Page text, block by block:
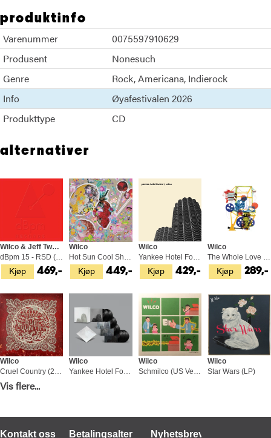
produktinfo
Varenummer
0075597910629
Produsent
Nonesuch
Genre
Rock Americana Indierock
Info
Øyafestivalen 2026
Produkttype
CD
alternativer
Kjøp
Wilco & Jeff Tweedy
469,- Kjøp
Wilco
449,- Kjøp
Wilco
Yankee Hotel Foxtrot (2LP)
429,- Kjøp
Wilco
289,-
Kjøp
Wilco
Cruel Country (2LP)
599,-
Wilco
Yankee Hotel Foxtrot - Deluxe… (7LP)
Wilco
Schmilco (US Version) (LP)
Wilco
Star Wars (LP)
Vis flere...
Kontakt oss BetalingsalternativerNyhetsbrev